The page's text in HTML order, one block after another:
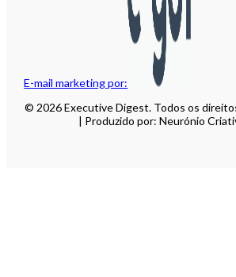
E-mail marketing por:
© 2026 Executive Digest. Todos os
| Produzido por: Neurónio